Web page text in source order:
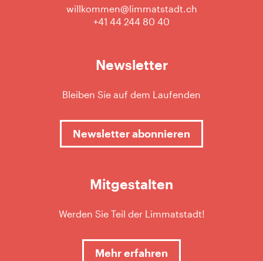
willkommen@limmatstadt.ch
+41 44 244 80 40
Newsletter
Bleiben Sie auf dem Laufenden
Newsletter abonnieren
Mitgestalten
Werden Sie Teil der Limmatstadt!
Mehr erfahren